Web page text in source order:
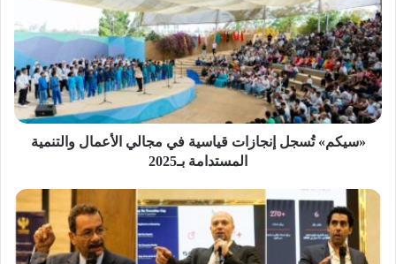
إنجازات
قياسية
في
مجالي
الأعمال
والتنمية
المستدامة
«سيكم» تُسجل إنجازات قياسية في مجالي الأعمال والتنمية
المستدامة بـ2025
قيادات
حكومية
وخبراء
يدعون